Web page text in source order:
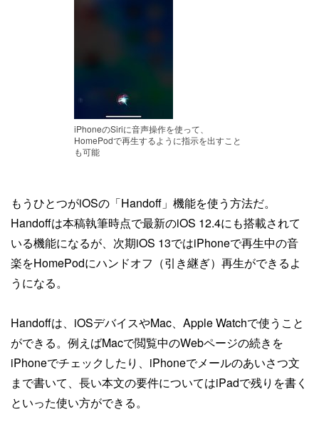
iPhoneのSiriに音声操作を使って、
HomePodで再生するように指示を出すこと
も可能
もうひとつがiOSの「Handoff」機能を使う方法だ。
Handoffは本稿執筆時点で最新のiOS 12.4にも搭載されて
いる機能になるが、次期iOS 13ではiPhoneで再生中の音
楽をHomePodにハンドオフ（引き継ぎ）再生ができるよ
うになる。
Handoffは、iOSデバイスやMac、Apple Watchで使うこと
ができる。例えばMacで閲覧中のWebページの続きを
iPhoneでチェックしたり、iPhoneでメールのあいさつ文
まで書いて、長い本文の要件についてはiPadで残りを書く
といった使い方ができる。